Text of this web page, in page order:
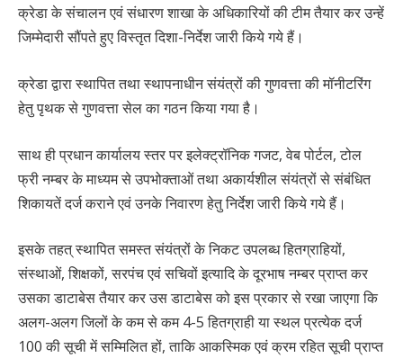
क्रेडा के संचालन एवं संधारण शाखा के अधिकारियों की टीम तैयार कर उन्हें
जिम्मेदारी सौंपते हुए विस्तृत दिशा-निर्देश जारी किये गये हैं।
क्रेडा द्वारा स्थापित तथा स्थापनाधीन संयंत्रों की गुणवत्ता की मॉनीटरिंग
हेतु पृथक से गुणवत्ता सेल का गठन किया गया है।
साथ ही प्रधान कार्यालय स्तर पर इलेक्ट्रॉनिक गजट, वेब पोर्टल, टोल
फ्री नम्बर के माध्यम से उपभोक्ताओं तथा अकार्यशील संयंत्रों से संबंधित
शिकायतें दर्ज कराने एवं उनके निवारण हेतु निर्देश जारी किये गये हैं।
इसके तहत् स्थापित समस्त संयंत्रों के निकट उपलब्ध हितग्राहियों,
संस्थाओं, शिक्षकों, सरपंच एवं सचिवों इत्यादि के दूरभाष नम्बर प्राप्त कर
उसका डाटाबेस तैयार कर उस डाटाबेस को इस प्रकार से रखा जाएगा कि
अलग-अलग जिलों के कम से कम 4-5 हितग्राही या स्थल प्रत्येक दर्ज
100 की सूची में सम्मिलित हों, ताकि आकस्मिक एवं क्रम रहित सूची प्राप्त